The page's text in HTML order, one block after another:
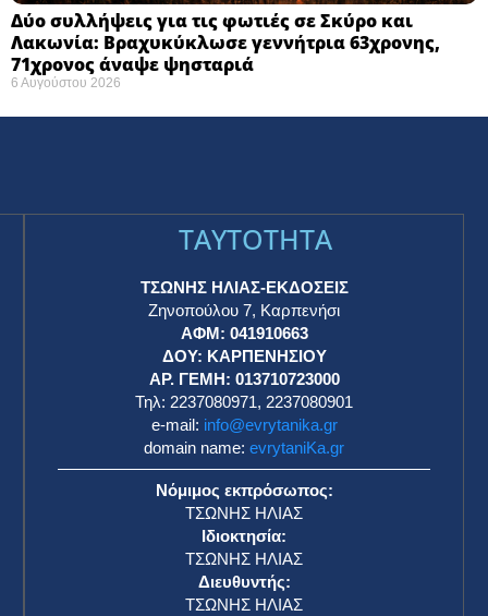
Δύο συλλήψεις για τις φωτιές σε Σκύρο και
Λακωνία: Βραχυκύκλωσε γεννήτρια 63χρονης,
71χρονος άναψε ψησταριά
6 Αυγούστου 2026
TAYTOTHTA
ΤΣΩΝΗΣ ΗΛΙΑΣ-ΕΚΔΟΣΕΙΣ
Ζηνοπούλου 7, Καρπενήσι
ΑΦΜ: 041910663
ΔΟΥ: ΚΑΡΠΕΝΗΣΙΟΥ
ΑΡ. ΓΕΜΗ: 013710723000
Τηλ: 2237080971, 2237080901
e-mail: info@evrytanika.gr
domain name: evrytaniKa.gr
Νόμιμος εκπρόσωπος:
ΤΣΩΝΗΣ ΗΛΙΑΣ
Ιδιοκτησία:
ΤΣΩΝΗΣ ΗΛΙΑΣ
Διευθυντής:
ΤΣΩΝΗΣ ΗΛΙΑΣ